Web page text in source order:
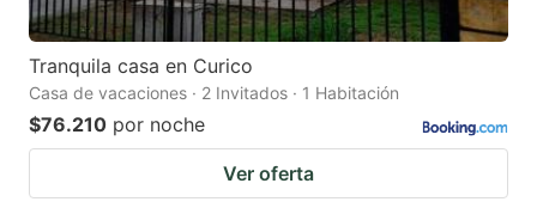
Tranquila casa en Curico
Casa de vacaciones · 2 Invitados · 1 Habitación
$76.210 por noche
Ver oferta